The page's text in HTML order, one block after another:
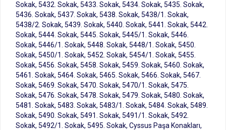
Sokak, 5432. Sokak, 5433. Sokak, 5434. Sokak, 5435. Sokak,
5436. Sokak, 5437. Sokak, 5438. Sokak, 5438/1. Sokak,
5438/2. Sokak, 5439. Sokak, 5440. Sokak, 5441. Sokak, 5442.
Sokak, 5444. Sokak, 5445. Sokak, 5445/1. Sokak, 5446.
Sokak, 5446/1. Sokak, 5448. Sokak, 5448/1. Sokak, 5450.
Sokak, 5450/1. Sokak, 5452. Sokak, 5454/1. Sokak, 5455.
Sokak, 5456. Sokak, 5458. Sokak, 5459. Sokak, 5460. Sokak,
5461. Sokak, 5464. Sokak, 5465. Sokak, 5466. Sokak, 5467.
Sokak, 5469. Sokak, 5470. Sokak, 5470/1. Sokak, 5475.
Sokak, 5476. Sokak, 5478. Sokak, 5479. Sokak, 5480. Sokak,
5481. Sokak, 5483. Sokak, 5483/1. Sokak, 5484. Sokak, 5489.
Sokak, 5490. Sokak, 5491. Sokak, 5491/1. Sokak, 5492.
Sokak, 5492/1. Sokak, 5495. Sokak, Cyssus Paşa Konakları,